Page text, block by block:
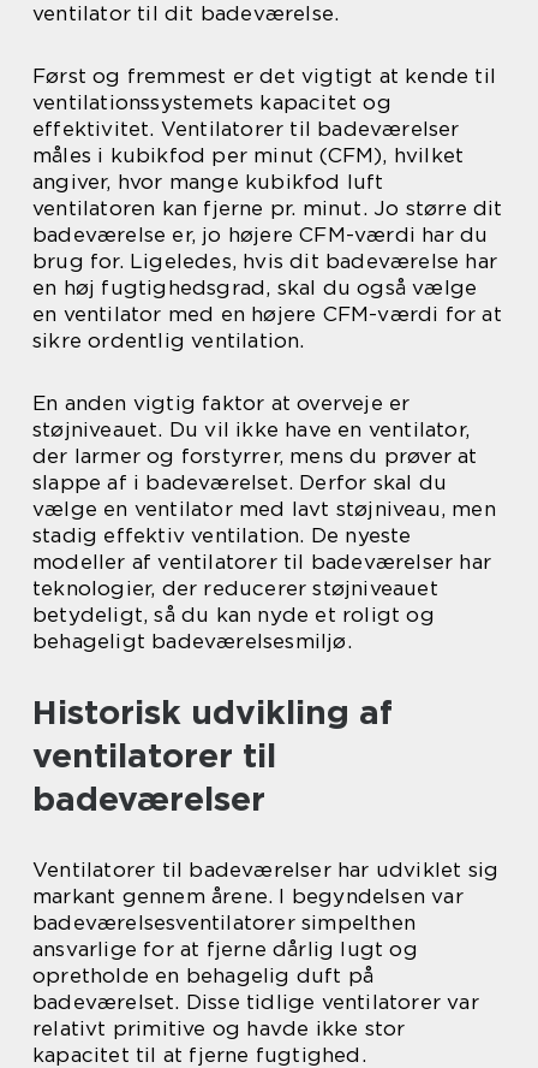
ventilator til dit badeværelse.
Først og fremmest er det vigtigt at kende til
ventilationssystemets kapacitet og
effektivitet. Ventilatorer til badeværelser
måles i kubikfod per minut (CFM), hvilket
angiver, hvor mange kubikfod luft
ventilatoren kan fjerne pr. minut. Jo større dit
badeværelse er, jo højere CFM-værdi har du
brug for. Ligeledes, hvis dit badeværelse har
en høj fugtighedsgrad, skal du også vælge
en ventilator med en højere CFM-værdi for at
sikre ordentlig ventilation.
En anden vigtig faktor at overveje er
støjniveauet. Du vil ikke have en ventilator,
der larmer og forstyrrer, mens du prøver at
slappe af i badeværelset. Derfor skal du
vælge en ventilator med lavt støjniveau, men
stadig effektiv ventilation. De nyeste
modeller af ventilatorer til badeværelser har
teknologier, der reducerer støjniveauet
betydeligt, så du kan nyde et roligt og
behageligt badeværelsesmiljø.
Historisk udvikling af
ventilatorer til
badeværelser
Ventilatorer til badeværelser har udviklet sig
markant gennem årene. I begyndelsen var
badeværelsesventilatorer simpelthen
ansvarlige for at fjerne dårlig lugt og
opretholde en behagelig duft på
badeværelset. Disse tidlige ventilatorer var
relativt primitive og havde ikke stor
kapacitet til at fjerne fugtighed.